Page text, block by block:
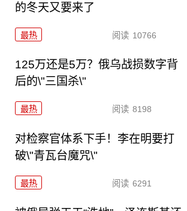
的冬天又要来了
最热 阅读 10766
125万还是5万？俄乌战损数字背
后的\"三国杀\"
最热 阅读 8198
对检察官体系下手！李在明要打
破\"青瓦台魔咒\"
最热 阅读 6291